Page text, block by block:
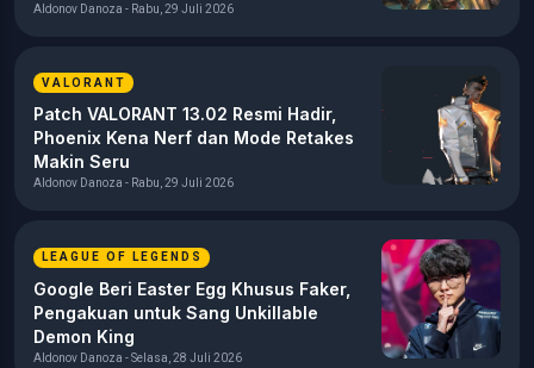
Aldonov Danoza - Rabu, 29 Juli 2026
VALORANT
Patch VALORANT 13.02 Resmi Hadir,
Phoenix Kena Nerf dan Mode Retakes
Makin Seru
Aldonov Danoza - Rabu, 29 Juli 2026
LEAGUE OF LEGENDS
Google Beri Easter Egg Khusus Faker,
Pengakuan untuk Sang Unkillable
Demon King
Aldonov Danoza - Selasa, 28 Juli 2026